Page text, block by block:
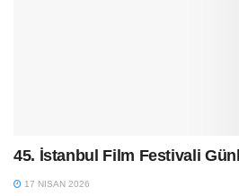
45. İstanbul Film Festivali
17 NISAN 2026